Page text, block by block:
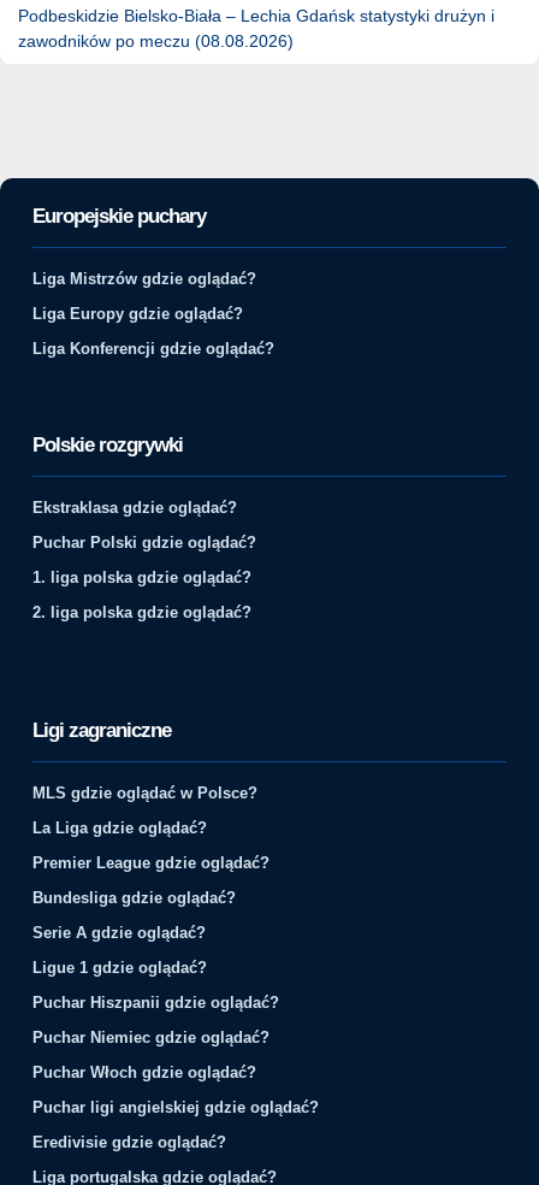
Podbeskidzie Bielsko-Biała – Lechia Gdańsk statystyki drużyn i
zawodników po meczu (08.08.2026)
Europejskie puchary
Liga Mistrzów gdzie oglądać?
Liga Europy gdzie oglądać?
Liga Konferencji gdzie oglądać?
Polskie rozgrywki
Ekstraklasa gdzie oglądać?
Puchar Polski gdzie oglądać?
1. liga polska gdzie oglądać?
2. liga polska gdzie oglądać?
Ligi zagraniczne
MLS gdzie oglądać w Polsce?
La Liga gdzie oglądać?
Premier League gdzie oglądać?
Bundesliga gdzie oglądać?
Serie A gdzie oglądać?
Ligue 1 gdzie oglądać?
Puchar Hiszpanii gdzie oglądać?
Puchar Niemiec gdzie oglądać?
Puchar Włoch gdzie oglądać?
Puchar ligi angielskiej gdzie oglądać?
Eredivisie gdzie oglądać?
Liga portugalska gdzie oglądać?